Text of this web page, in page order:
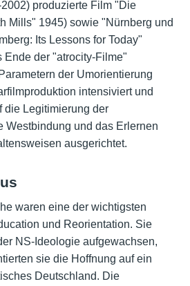
produzierte Film "Die
Mills" 1945) sowie "Nürnberg und
Its Lessons for Today"
Ende der "atrocity-Filme"
der Umorientierung
intensiviert und
die Legitimierung der
Westbindung und das Erlernen
ausgerichtet.
waren eine der wichtigsten
und Reorientation. Sie
NS-Ideologie aufgewachsen,
sie die Hoffnung auf ein
Deutschland. Die